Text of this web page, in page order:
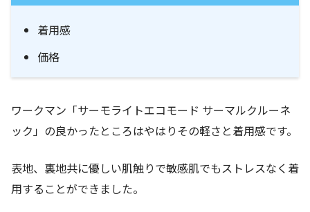
着用感
価格
ワークマン「サーモライトエコモード サーマルクルーネ
ック」の良かったところはやはりその軽さと着用感です。
表地、裏地共に優しい肌触りで敏感肌でもストレスなく着
用することができました。